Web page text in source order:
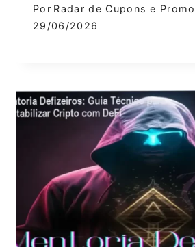
Por Radar de Cupons e
29/06/2026